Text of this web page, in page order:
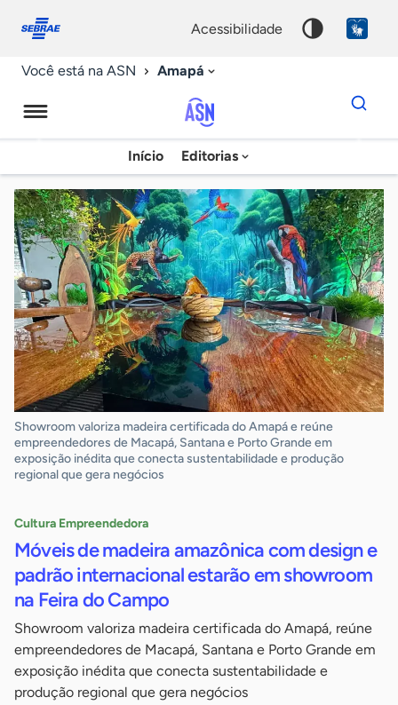
conosco
acessibilidade
Você está na ASN Amapá
Agência
Sebrae
de
Notícias
Início Editorias
Dados
para
chave
Showroom valoriza madeira certificada do Amapá e reúne
empreendedores de Macapá, Santana e Porto Grande em
exposição inédita que conecta sustentabilidade e produção
regional que gera negócios
Cultura Empreendedora
Móveis de madeira amazônica com design e
padrão internacional estarão em showroom
na Feira do Campo
Showroom valoriza madeira certificada do Amapá, reúne
empreendedores de Macapá, Santana e Porto Grande em
exposição inédita que conecta sustentabilidade e
produção regional que gera negócios